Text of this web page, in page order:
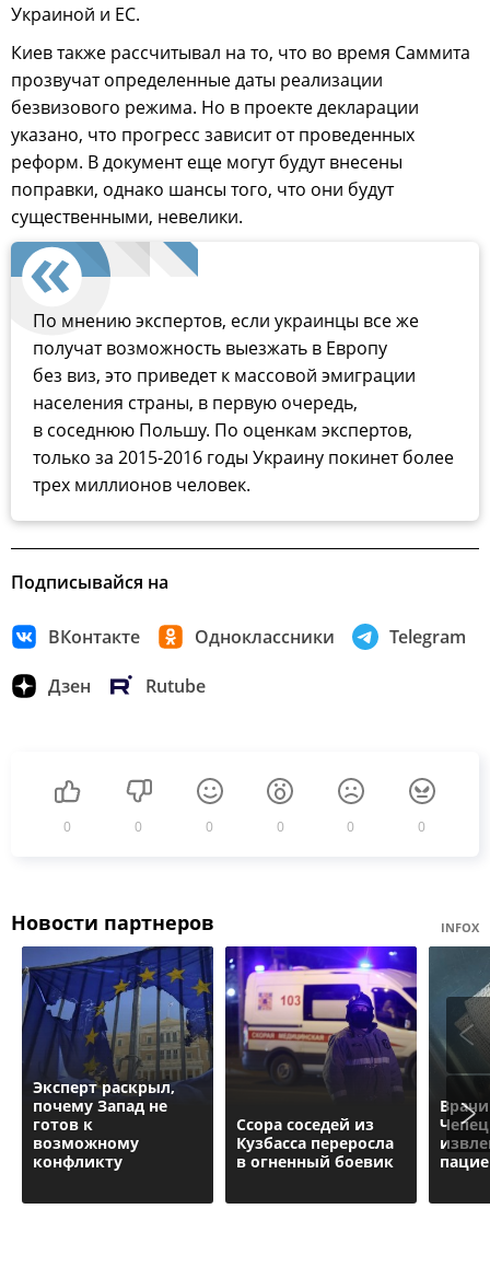
Украиной и ЕС.
Киев также рассчитывал на то, что во время Саммита
прозвучат определенные даты реализации
безвизового режима. Но в проекте декларации
указано, что прогресс зависит от проведенных
реформ. В документ еще могут будут внесены
поправки, однако шансы того, что они будут
существенными, невелики.
По мнению экспертов, если украинцы все же
получат возможность выезжать в Европу
без виз, это приведет к массовой эмиграции
населения страны, в первую очередь,
в соседнюю Польшу. По оценкам экспертов,
только за 2015-2016 годы Украину покинет более
трех миллионов человек.
Подписывайся на
ВКонтакте Одноклассники Telegram
Дзен Rutube
0 0 0 0 0 0
Новости партнеров INFOX
Эксперт раскрыл,
почему Запад не
готов к
возможному
конфликту
Ссора соседей из
Кузбасса переросла
в огненный боевик